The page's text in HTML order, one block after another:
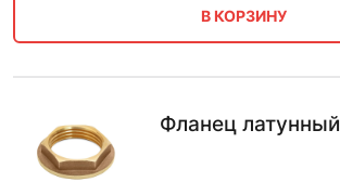
В КОРЗИНУ
Фланец латунный